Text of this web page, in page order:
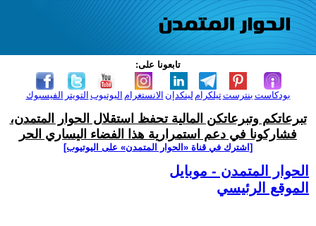
تابعونا على:
الفيسبوك التويتر اليوتيوب الانستغرام لينكدإن تيلكرامبنترست بودكاست
تبرعاتكم وتبرعاتكن المالية تحفظ استقلال الحوار المتمدن،
فشاركونا في دعم استمرارية هذا الفضاء اليساري الحر
[اشترك في قناة ‫«الحوار المتمدن» على اليوتيوب]
الحوار المتمدن - موبايل
الموقع الرئيسي